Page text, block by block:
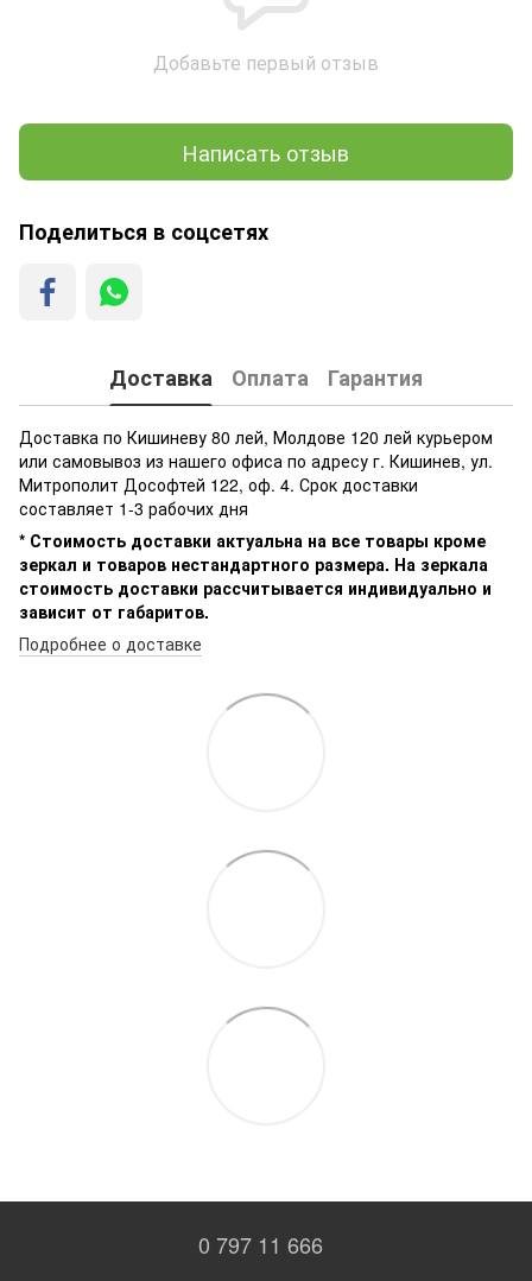
Добавьте первый отзыв
Написать отзыв
Поделиться в соцсетях
Доставка Оплата Гарантия
Доставка по Кишиневу 80 лей, Молдове 120 лей курьером
или самовывоз из нашего офиса по адресу г. Кишинев, ул.
Митрополит Дософтей 122, оф. 4. Срок доставки
составляет 1-3 рабочих дня
* Стоимость доставки актуальна на все товары кроме
зеркал и товаров нестандартного размера. На зеркала
стоимость доставки рассчитывается индивидуально и
зависит от габаритов.
Подробнее о доставке
0 797 11 666